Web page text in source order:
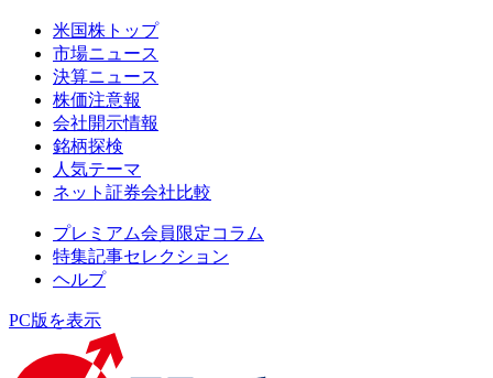
米国株トップ
市場ニュース
決算ニュース
株価注意報
会社開示情報
銘柄探検
人気テーマ
ネット証券会社比較
プレミアム会員限定コラム
特集記事セレクション
ヘルプ
PC版を表示